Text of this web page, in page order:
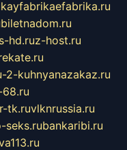
biletnadom.ru
hd.ruz-host.ru
2-kuhnyanazakaz.ru
tk.ruvlknrussia.ru
seks.rubankaribi.ru